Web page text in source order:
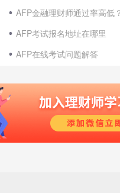
AFP考试报名地址在哪里
AFP在线考试问题解答